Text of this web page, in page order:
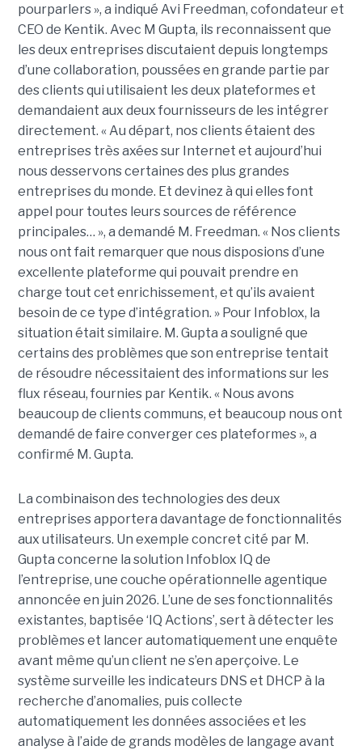
pourparlers », a indiqué Avi Freedman, cofondateur et
CEO de Kentik. Avec M Gupta, ils reconnaissent que
les deux entreprises discutaient depuis longtemps
d’une collaboration, poussées en grande partie par
des clients qui utilisaient les deux plateformes et
demandaient aux deux fournisseurs de les intégrer
directement. « Au départ, nos clients étaient des
entreprises très axées sur Internet et aujourd’hui
nous desservons certaines des plus grandes
entreprises du monde. Et devinez à qui elles font
appel pour toutes leurs sources de référence
principales… », a demandé M. Freedman. « Nos clients
nous ont fait remarquer que nous disposions d’une
excellente plateforme qui pouvait prendre en
charge tout cet enrichissement, et qu’ils avaient
besoin de ce type d’intégration. » Pour Infoblox, la
situation était similaire. M. Gupta a souligné que
certains des problèmes que son entreprise tentait
de résoudre nécessitaient des informations sur les
flux réseau, fournies par Kentik. « Nous avons
beaucoup de clients communs, et beaucoup nous ont
demandé de faire converger ces plateformes », a
confirmé M. Gupta.
La combinaison des technologies des deux
entreprises apportera davantage de fonctionnalités
aux utilisateurs. Un exemple concret cité par M.
Gupta concerne la solution Infoblox IQ de
l’entreprise, une couche opérationnelle agentique
annoncée en juin 2026. L’une de ses fonctionnalités
existantes, baptisée ‘IQ Actions’, sert à détecter les
problèmes et lancer automatiquement une enquête
avant même qu’un client ne s’en aperçoive. Le
système surveille les indicateurs DNS et DHCP à la
recherche d’anomalies, puis collecte
automatiquement les données associées et les
analyse à l’aide de grands modèles de langage avant